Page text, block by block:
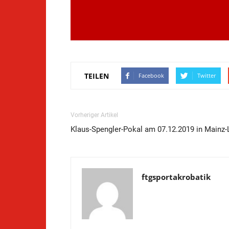
TEILEN Facebook Twitter
Vorheriger Artikel
Klaus-Spengler-Pokal am 07.12.2019 in
ftgsportakrobatik